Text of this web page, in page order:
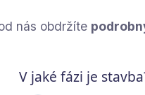
nás obdržíte
V jaké fázi je